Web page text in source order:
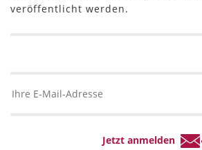
veröffentlicht werden.